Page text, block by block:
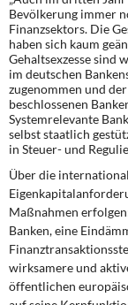
Weitere
Memo-Gruppe
Institut
Rosa-
Über mich
Kontakt
Bevölkerung immer
Finanzsektors. Die
haben sich kaum
Gehaltsexzesse sind
im deutschen
zugenommen und
beschlossenen
Systemrelevante
selbst staatlich
in Steuer- und
Über die
Maßnahmen
Banken, eine
wirksamere und
öffentlichen